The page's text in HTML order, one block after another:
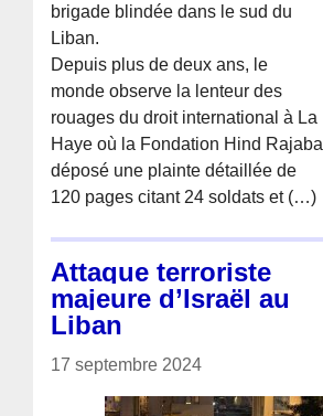
brigade blindée dans le sud du
Liban.
Depuis plus de deux ans, le
monde observe la lenteur des
rouages du droit international à La
Haye où la Fondation Hind Rajaba
déposé une plainte détaillée de
120 pages citant 24 soldats et (…)
Attaque terroriste
majeure d’Israël au
Liban
17 septembre 2024